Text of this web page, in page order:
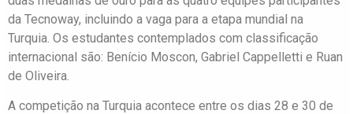
da Tecnoway, incluindo a vaga para a etapa mundial na
Turquia. Os estudantes contemplados com classificação
internacional são: Benício Moscon, Gabriel Cappelletti e Ruan
de Oliveira.
A competição na Turquia acontece entre os dias 28 e 30 de